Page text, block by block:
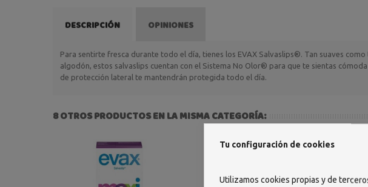
DESCRIPCIÓN OPINIONES
Para sentirte fresca durante todo el día, tienes los EVAX Salvaslips®. Tan suaves
algodón, estos salvaslips cuentan con el Sistema No Olor® para que te sientas
de protección lateral te mantendrán protegida todo el día.
8 OTROS PRODUCTOS EN LA MISMA CATEGORÍA:
Tu configuración de cookies
Utilizamos cookies propias y de